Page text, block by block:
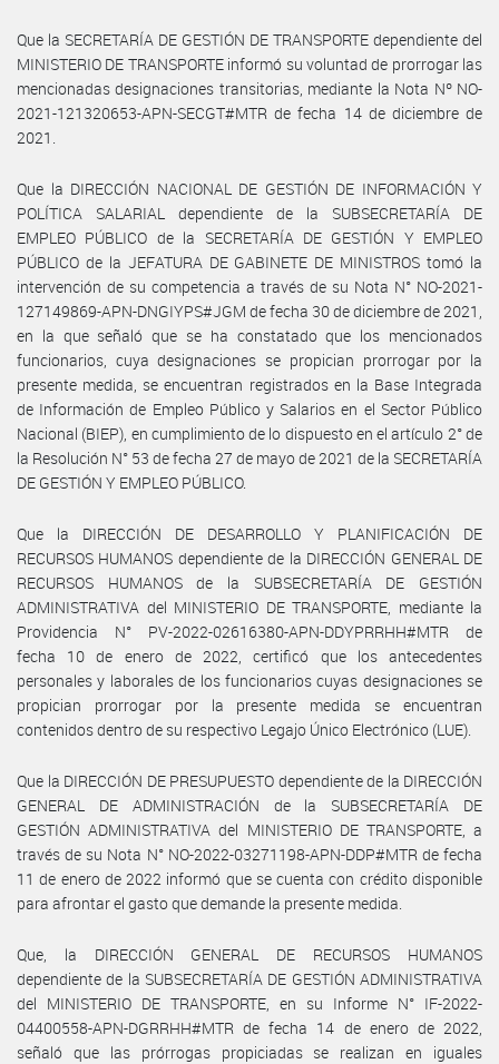
Que la SECRETARÍA DE GESTIÓN DE TRANSPORTE dependiente del
MINISTERIO DE TRANSPORTE informó su voluntad de prorrogar las
mencionadas designaciones transitorias, mediante la Nota Nº NO-
2021-121320653-APN-SECGT#MTR de fecha 14 de diciembre de
2021.
Que la DIRECCIÓN NACIONAL DE GESTIÓN DE INFORMACIÓN Y
POLÍTICA SALARIAL dependiente de la SUBSECRETARÍA DE
EMPLEO PÚBLICO de la SECRETARÍA DE GESTIÓN Y EMPLEO
PÚBLICO de la JEFATURA DE GABINETE DE MINISTROS tomó la
intervención de su competencia a través de su Nota N° NO-2021-
127149869-APN-DNGIYPS#JGM de fecha 30 de diciembre de 2021,
en la que señaló que se ha constatado que los mencionados
funcionarios, cuya designaciones se propician prorrogar por la
presente medida, se encuentran registrados en la Base Integrada
de Información de Empleo Público y Salarios en el Sector Público
Nacional (BIEP), en cumplimiento de lo dispuesto en el artículo 2° de
la Resolución N° 53 de fecha 27 de mayo de 2021 de la SECRETARÍA
DE GESTIÓN Y EMPLEO PÚBLICO.
Que la DIRECCIÓN DE DESARROLLO Y PLANIFICACIÓN DE
RECURSOS HUMANOS dependiente de la DIRECCIÓN GENERAL DE
RECURSOS HUMANOS de la SUBSECRETARÍA DE GESTIÓN
ADMINISTRATIVA del MINISTERIO DE TRANSPORTE, mediante la
Providencia N° PV-2022-02616380-APN-DDYPRRHH#MTR de
fecha 10 de enero de 2022, certificó que los antecedentes
personales y laborales de los funcionarios cuyas designaciones se
propician prorrogar por la presente medida se encuentran
contenidos dentro de su respectivo Legajo Único Electrónico (LUE).
Que la DIRECCIÓN DE PRESUPUESTO dependiente de la DIRECCIÓN
GENERAL DE ADMINISTRACIÓN de la SUBSECRETARÍA DE
GESTIÓN ADMINISTRATIVA del MINISTERIO DE TRANSPORTE, a
través de su Nota N° NO-2022-03271198-APN-DDP#MTR de fecha
11 de enero de 2022 informó que se cuenta con crédito disponible
para afrontar el gasto que demande la presente medida.
Que, la DIRECCIÓN GENERAL DE RECURSOS HUMANOS
dependiente de la SUBSECRETARÍA DE GESTIÓN ADMINISTRATIVA
del MINISTERIO DE TRANSPORTE, en su Informe N° IF-2022-
04400558-APN-DGRRHH#MTR de fecha 14 de enero de 2022,
señaló que las prórrogas propiciadas se realizan en iguales